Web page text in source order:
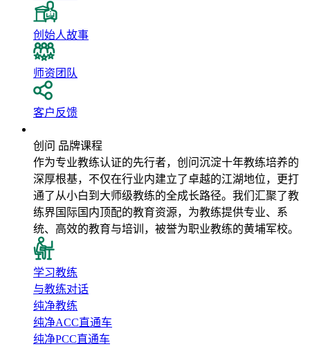
创始人故事
师资团队
客户反馈
创问 品牌课程
作为专业教练认证的先行者，创问沉淀十年教练培养的
深厚根基，不仅在行业内建立了卓越的江湖地位，更打
通了从小白到大师级教练的全成长路径。我们汇聚了教
练界国际国内顶配的教育资源，为教练提供专业、系
统、高效的教育与培训，被誉为职业教练的黄埔军校。
学习教练
与教练对话
纯净教练
纯净ACC直通车
纯净PCC直通车